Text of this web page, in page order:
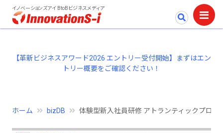
イノベーションズアイ BtoBビジネスメディア
【革新ビジネスアワード2026 エントリー受付開始】まずはエン
トリー概要をご確認ください！
ホーム bizDB 体験型新入社員研修 アトランティックプロジ